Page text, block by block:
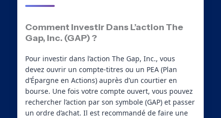
Comment Investir Dans L’action The
Gap, Inc. (GAP) ?
Pour investir dans l’action The Gap, Inc., vous
devez ouvrir un compte-titres ou un PEA (Plan
d’Épargne en Actions) auprès d’un courtier en
bourse. Une fois votre compte ouvert, vous pouvez
rechercher l’action par son symbole (GAP) et passer
un ordre d’achat. Il est recommandé de faire une